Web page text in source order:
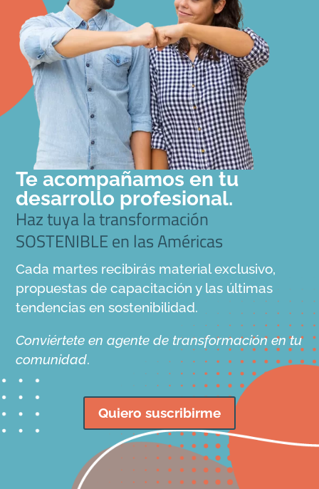
Te acompañamos en tu
desarrollo profesional.
Haz tuya la transformación
SOSTENIBLE en las Américas
Cada martes recibirás material exclusivo,
propuestas de capacitación y las últimas
tendencias en sostenibilidad.
Conviértete en agente de transformación en tu
comunidad.
Quiero suscribirme